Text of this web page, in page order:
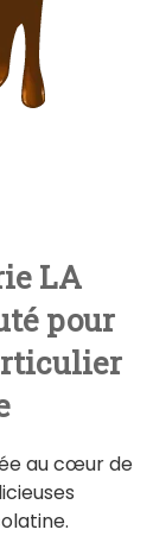
LA
pour
au cœur de